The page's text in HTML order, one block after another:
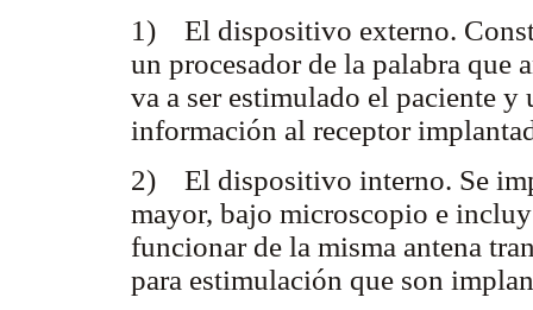
1) El dispositivo externo.
un procesador de la palabra que
va a ser estimulado el paciente y
información al receptor
2) El dispositivo interno. Se
mayor, bajo microscopio e
funcionar de la misma antena
para estimulación que son